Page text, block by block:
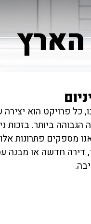
הארץ
כל פרויקט הוא יצירה
ביותר. בזכות
מספקים פתרונות
דירה חדשה או מבנה